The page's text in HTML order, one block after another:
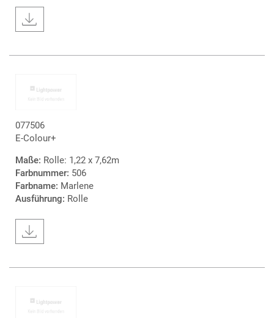
077506
E-Colour+
Maße: Rolle: 1,22 x 7,62m
Farbnummer: 506
Farbname: Marlene
Ausführung: Rolle